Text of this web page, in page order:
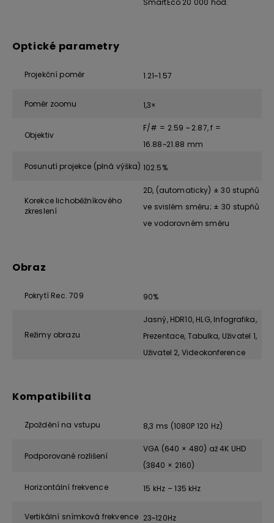
SmartEco 20 000 hod.
Optické parametry
Projekční poměr 1.21~1.57
Poměr zoomu 1,3×
Objektiv
F/# = 2.59 ~ 2.87, f =
16.88~21.88 mm
Posunutí projekce (plná výška) 102.5%
Korekce lichoběžníkového
zkreslení
2D, (automaticky) ± 30 stupňů
ve svislém směru; ± 30 stupňů
ve vodorovném směru
Obraz
Pokrytí Rec. 709 90%
Režimy obrazu
Jasný, HDR10, HLG, Infografika,
Prezentace, Tabulka, Uživatel 1,
Uživatel 2, Videokonference
Kompatibilita
Zpoždění na vstupu 8,3 ms (1080P 120 Hz)
Podporované rozlišení
VGA (640 × 480) až 4K UHD
(3840 × 2160)
Horizontální frekvence 15 kHz – 135 kHz
Vertikální snímková frekvence 23~120Hz